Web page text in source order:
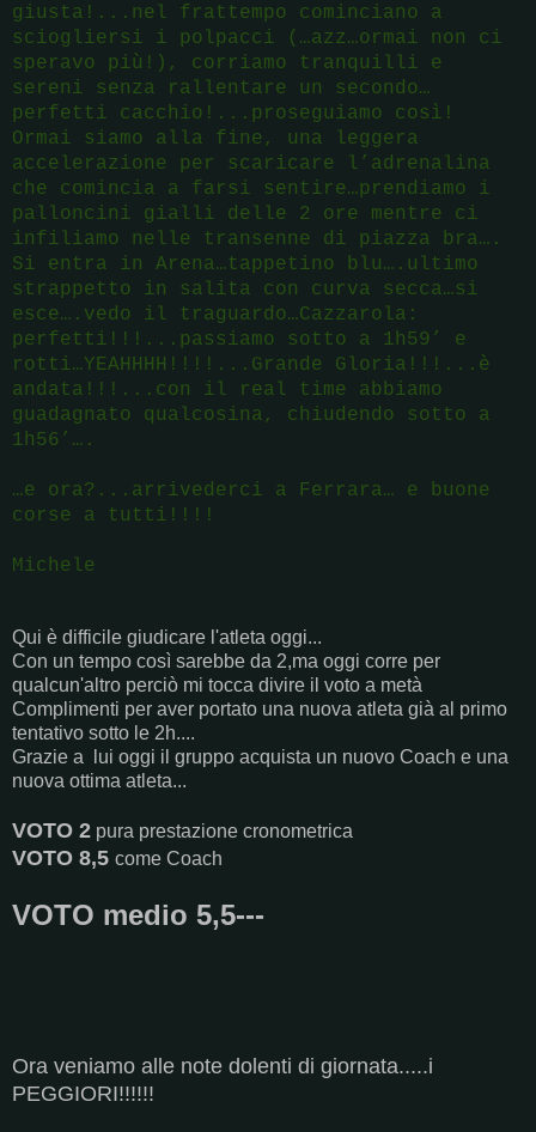
giusta!...nel frattempo cominciano a
sciogliersi i polpacci (…azz…ormai non ci
speravo più!), corriamo tranquilli e
sereni senza rallentare un secondo…
perfetti cacchio!...proseguiamo così!
Ormai siamo alla fine, una leggera
accelerazione per scaricare l’adrenalina
che comincia a farsi sentire…prendiamo i
palloncini gialli delle 2 ore mentre ci
infiliamo nelle transenne di piazza bra….
Si entra in Arena…tappetino blu….ultimo
strappetto in salita con curva secca…si
esce….vedo il traguardo…Cazzarola:
perfetti!!!...passiamo sotto a 1h59’ e
rotti…YEAHHHH!!!!...Grande Gloria!!!...è
andata!!!...con il real time abbiamo
guadagnato qualcosina, chiudendo sotto a
1h56’….
…e ora?...arrivederci a Ferrara… e buone
corse a tutti!!!!
Michele
Qui è difficile giudicare l'atleta oggi...
Con un tempo così sarebbe da 2,ma oggi corre per
qualcun'altro perciò mi tocca divire il voto a metà
Complimenti per aver portato una nuova atleta già al primo
tentativo sotto le 2h....
Grazie a lui oggi il gruppo acquista un nuovo Coach e una
nuova ottima atleta...
VOTO 2 pura prestazione cronometrica
VOTO 8,5 come Coach
VOTO medio 5,5---
Ora veniamo alle note dolenti di giornata.....i
PEGGIORI!!!!!!